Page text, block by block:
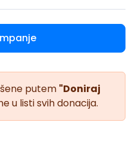
putem "Doniraj
u listi svih donacija.